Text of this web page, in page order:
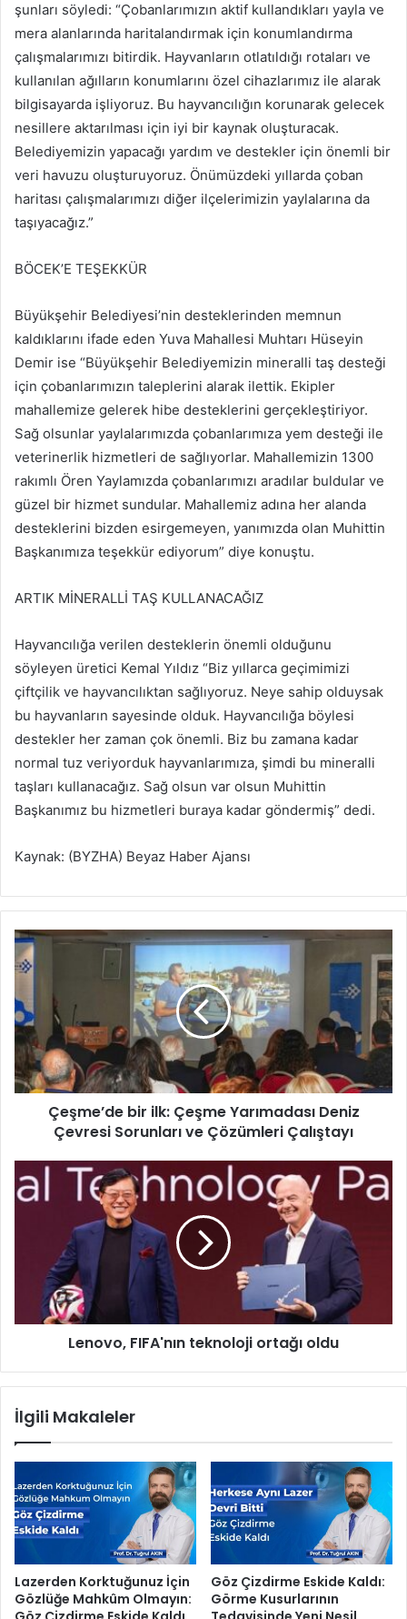
şunları söyledi: “Çobanlarımızın aktif kullandıkları yayla ve
mera alanlarında haritalandırmak için konumlandırma
çalışmalarımızı bitirdik. Hayvanların otlatıldığı rotaları ve
kullanılan ağılların konumlarını özel cihazlarımız ile alarak
bilgisayarda işliyoruz. Bu hayvancılığın korunarak gelecek
nesillere aktarılması için iyi bir kaynak oluşturacak.
Belediyemizin yapacağı yardım ve destekler için önemli bir
veri havuzu oluşturuyoruz. Önümüzdeki yıllarda çoban
haritası çalışmalarımızı diğer ilçelerimizin yaylalarına da
taşıyacağız.”
BÖCEK’E TEŞEKKÜR
Büyükşehir Belediyesi’nin desteklerinden memnun
kaldıklarını ifade eden Yuva Mahallesi Muhtarı Hüseyin
Demir ise “Büyükşehir Belediyemizin mineralli taş desteği
için çobanlarımızın taleplerini alarak ilettik. Ekipler
mahallemize gelerek hibe desteklerini gerçekleştiriyor.
Sağ olsunlar yaylalarımızda çobanlarımıza yem desteği ile
veterinerlik hizmetleri de sağlıyorlar. Mahallemizin 1300
rakımlı Ören Yaylamızda çobanlarımızı aradılar buldular ve
güzel bir hizmet sundular. Mahallemiz adına her alanda
desteklerini bizden esirgemeyen, yanımızda olan Muhittin
Başkanımıza teşekkür ediyorum” diye konuştu.
ARTIK MİNERALLİ TAŞ KULLANACAĞIZ
Hayvancılığa verilen desteklerin önemli olduğunu
söyleyen üretici Kemal Yıldız “Biz yıllarca geçimimizi
çiftçilik ve hayvancılıktan sağlıyoruz. Neye sahip olduysak
bu hayvanların sayesinde olduk. Hayvancılığa böylesi
destekler her zaman çok önemli. Biz bu zamana kadar
normal tuz veriyorduk hayvanlarımıza, şimdi bu mineralli
taşları kullanacağız. Sağ olsun var olsun Muhittin
Başkanımız bu hizmetleri buraya kadar göndermiş” dedi.
Kaynak: (BYZHA) Beyaz Haber Ajansı
Ç
e
ş
m
e
’
d
e
b
k
Y
a
ı
D
e
i
z
Ç
Çeşme’de bir ilk: Çeşme Yarımadası Deniz
Çevresi Sorunları ve Çözümleri Çalıştayı
e
I
k
n
o
j
i
Lenovo, FIFA'nın teknoloji ortağı oldu
İlgili Makaleler
Lazerden Korktuğunuz İçin
Gözlüğe Mahkûm Olmayın:
Göz Çizdirme Eskide Kaldı:
Görme Kusurlarının